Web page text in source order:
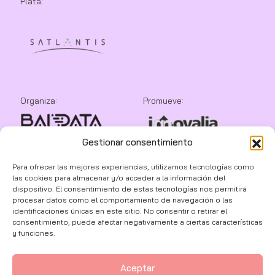
Gestionar consentimiento
Para ofrecer las mejores experiencias, utilizamos tecnologías como
las cookies para almacenar y/o acceder a la información del
dispositivo. El consentimiento de estas tecnologías nos permitirá
procesar datos como el comportamiento de navegación o las
identificaciones únicas en este sitio. No consentir o retirar el
consentimiento, puede afectar negativamente a ciertas características
y funciones.
Aceptar
Organiza: Promueve:
Colaboran: